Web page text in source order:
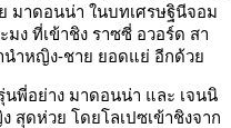
มาดอนน่า ในบทเศรษฐินีจอม
ง ที่เข้าชิง ราซซี่ อวอร์ด สา
ำหญิง-ชาย ยอดแย่ อีกด้วย
พี่อย่าง มาดอนน่า และ เจนนิ
สุดห่วย โดยโลเปซเข้าชิงจาก